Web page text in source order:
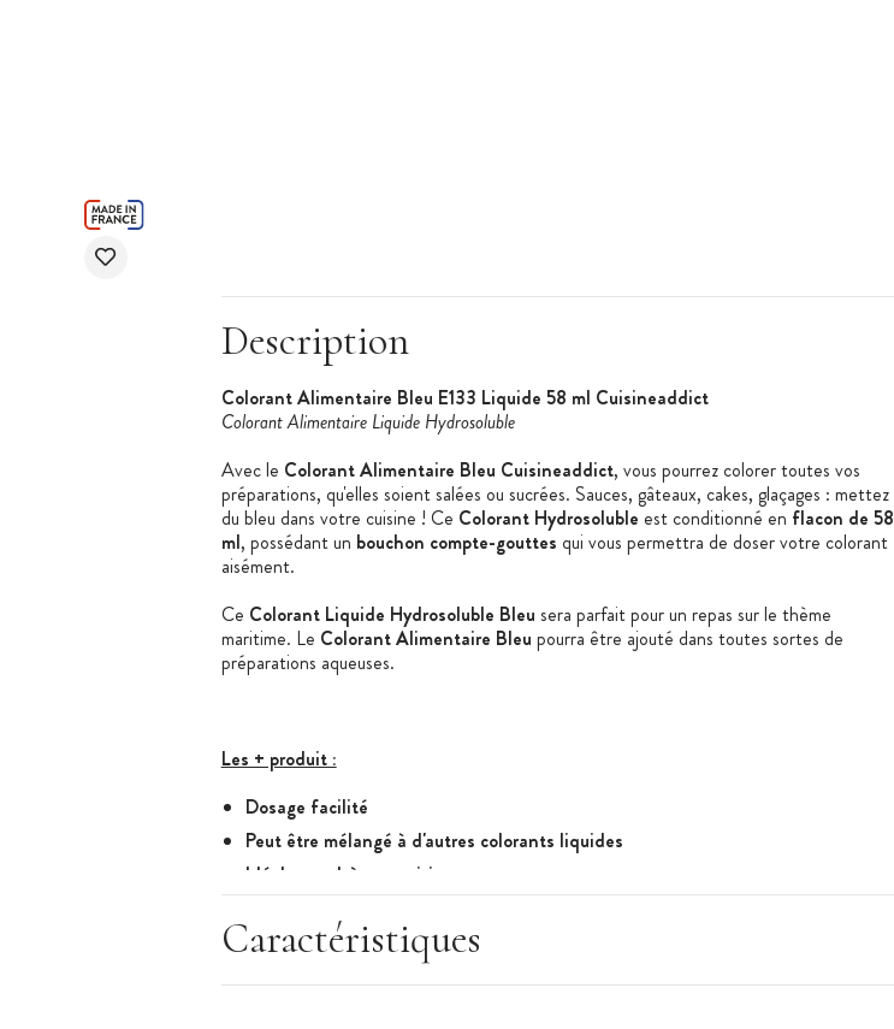
Description
Colorant Alimentaire Bleu E133 Liquide 58 ml Cuisineaddict
Colorant Alimentaire Liquide Hydrosoluble
Avec le Colorant Alimentaire Bleu Cuisineaddict, vous pourrez colorer toutes vos
préparations, qu'elles soient salées ou sucrées. Sauces, gâteaux, cakes, glaçages : mettez
du bleu dans votre cuisine ! Ce Colorant Hydrosoluble est conditionné en flacon de 58
ml, possédant un bouchon compte-gouttes qui vous permettra de doser votre colorant
aisément.
Ce Colorant Liquide Hydrosoluble Bleu sera parfait pour un repas sur le thème
maritime. Le Colorant Alimentaire Bleu pourra être ajouté dans toutes sortes de
préparations aqueuses.
Les + produit :
Dosage facilité
Peut être mélangé à d'autres colorants liquides
Idéal pour thème maritime
Caractéristique du Colorant Alimentaire Liquide :
Colorant Alimentaire Bleu E133 Liquide
Caractéristiques